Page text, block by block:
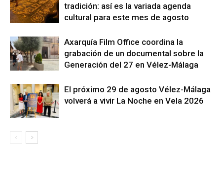
tradición: así es la variada agenda
cultural para este mes de agosto
Axarquía Film Office coordina la
grabación de un documental sobre la
Generación del 27 en Vélez-Málaga
El próximo 29 de agosto Vélez-Málaga
volverá a vivir La Noche en Vela 2026